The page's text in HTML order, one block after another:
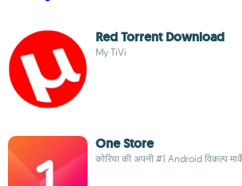
Red Torrent Download
My TiVi
One Store
कोरिया की अपनी #1 Android विकल्प